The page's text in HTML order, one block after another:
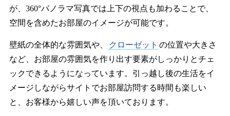
が、360°パノラマ写真では上下の視点も加わることで、
空間を含めたお部屋のイメージが可能です。
壁紙の全体的な雰囲気や、 クローゼット の位置や大きさ
など、お部屋の雰囲気を作り出す要素がしっかりとチェ
ックできるようになっています。引っ越し後の生活をイ
メージしながらサイトでお部屋訪問する時間も楽しい
と、お客様から嬉しい声を頂いております。